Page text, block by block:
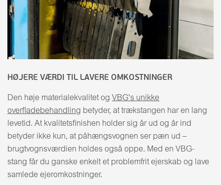
HØJERE VÆRDI TIL LAVERE OMKOSTNINGER
Den høje materialekvalitet og VBG's unikke
overfladebehandling betyder, at trækstangen har en lang
levetid. At kvalitetsfinishen holder sig år ud og år ind
betyder ikke kun, at påhængsvognen ser pæn ud –
brugtvognsværdien holdes også oppe. Med en VBG-
stang får du ganske enkelt et problemfrit ejerskab og lave
samlede ejeromkostninger.